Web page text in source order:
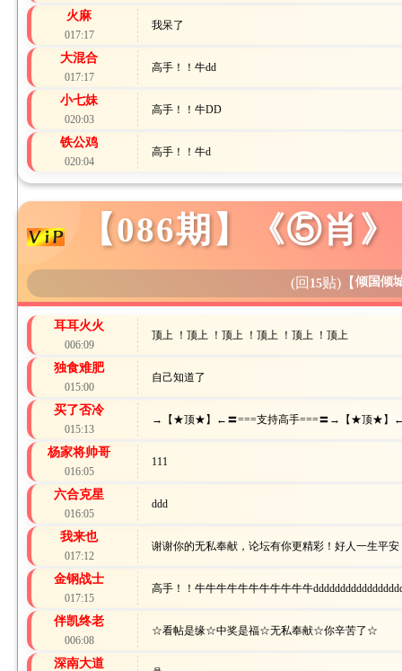
火麻
017:17
我呆了
大混合
017:17
高手！！牛dd
小七妹
020:03
高手！！牛DD
铁公鸡
020:04
高手！！牛d
【086期】《⑤肖
(回 15贴) 【倾国倾
耳耳火火
006:09
顶上 ！顶上 ！顶上 ！顶上 ！顶上 ！顶上
独食难肥
015:00
自己知道了
买了否冷
015:13
→【★顶★】←〓===支持高手===〓→【★顶★】
杨家将帅哥
016:05
111
六合克星
016:05
ddd
我来也
017:12
谢谢你的无私奉献，论坛有你更精彩！好人一生平
金钢战士
017:15
高手！！牛牛牛牛牛牛牛牛牛牛牛
伴凯终老
006:08
☆看帖是缘☆中奖是福☆无私奉献☆你辛苦了☆
深南大道